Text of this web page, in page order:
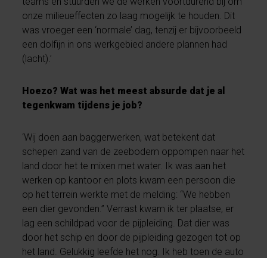
onze milieueffecten zo laag mogelijk te houden. Dit
was vroeger een ‘normale’ dag, tenzij er bijvoorbeeld
een dolfijn in ons werkgebied andere plannen had
(lacht).’
Hoezo? Wat was het meest absurde dat je al
tegenkwam tijdens je job?
‘Wij doen aan baggerwerken, wat betekent dat
schepen zand van de zeebodem oppompen naar het
land door het te mixen met water. Ik was aan het
werken op kantoor en plots kwam een persoon die
op het terrein werkte met de melding: “We hebben
een dier gevonden.” Verrast kwam ik ter plaatse, er
lag een schildpad voor de pijpleiding. Dat dier was
door het schip en door de pijpleiding gezogen tot op
het land. Gelukkig leefde het nog. Ik heb toen de auto